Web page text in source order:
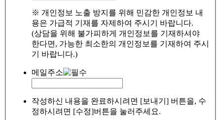
※ 개인정보 노출 방지를 위해 민감한 개인정보 내
용은 가급적 기재를 자제하여 주시기 바랍니다.
(상담을 위해 불가피하게 개인정보를 기재하셔야
한다면, 가능한 최소한의 개인정보를 기재하여 주시
기 바랍니다.)
메일주소
작성하신 내용을 완료하시려면 [보내기] 버튼을, 수
정하시려면 [수정]버튼을 눌러주세요.